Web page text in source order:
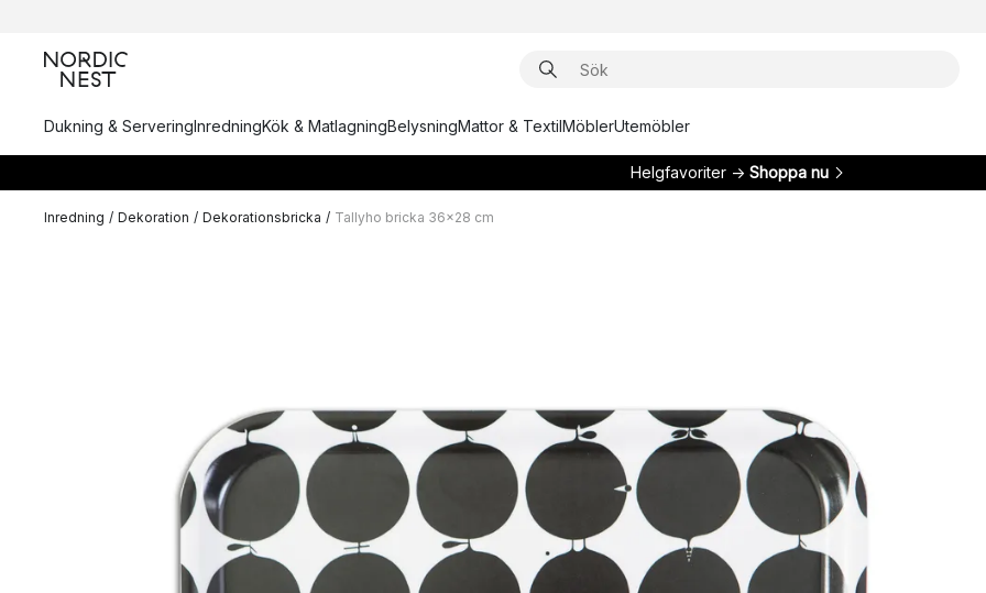
Dukning & ServeringInredningKök & MatlagningBelysningMattor & TextilMöblerUtemöbler
Helgfavoriter → Shoppa nu
Inredning / Dekoration / Dekorationsbricka / Tallyho bricka 36x28 cm